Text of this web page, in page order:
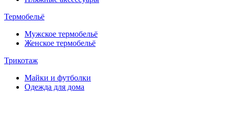
Термобельё
Мужское термобельё
Женское термобельё
Трикотаж
Майки и футболки
Одежда для дома